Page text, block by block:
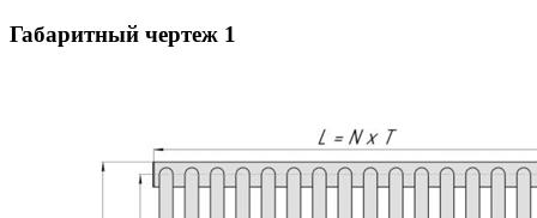
Габаритный чертеж 1